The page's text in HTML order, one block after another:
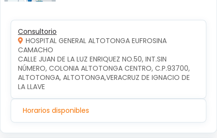
Consultorio
HOSPITAL GENERAL ALTOTONGA EUFROSINA
CAMACHO
CALLE JUAN DE LA LUZ ENRIQUEZ NO.50, INT.SIN
NÚMERO, COLONIA ALTOTONGA CENTRO, C.P.93700,
ALTOTONGA, ALTOTONGA,VERACRUZ DE IGNACIO DE
LA LLAVE
Horarios disponibles